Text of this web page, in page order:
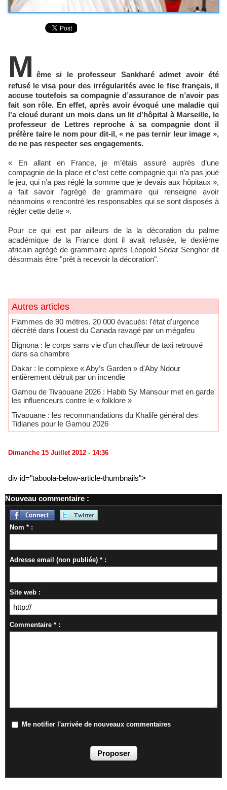
M ême si le professeur Sankharé admet avoir été
refusé le visa pour des irrégularités avec le fisc français, il
accuse toutefois sa compagnie d’assurance de n’avoir pas
fait son rôle. En effet, après avoir évoqué une maladie qui
l’a cloué durant un mois dans un lit d'hôpital à Marseille, le
professeur de Lettres reproche à sa compagnie dont il
préfère taire le nom pour dit-il, « ne pas ternir leur image »,
de ne pas respecter ses engagements.
« En allant en France, je m’étais assuré auprès d’une
compagnie de la place et c’est cette compagnie qui n’a pas joué
le jeu, qui n’a pas réglé la somme que je devais aux hôpitaux »,
a fait savoir l’agrégé de grammaire qui renseigne avoir
néanmoins « rencontré les responsables qui se sont disposés à
régler cette dette ».
Pour ce qui est par ailleurs de la la décoration du palme
académique de la France dont il avait refusée, le dexième
africain agrégé de grammaire après Léopold Sédar Senghor dit
désormais être "prêt à recevoir la décoration".
Autres articles
Flammes de 90 mètres, 20 000 évacués: l'état d'urgence
décrété dans l'ouest du Canada ravagé par un mégafeu
Bignona : le corps sans vie d’un chauffeur de taxi retrouvé
dans sa chambre
Dakar : le complexe « Aby’s Garden » d'Aby Ndour
entièrement détruit par un incendie
Gamou de Tivaouane 2026 : Habib Sy Mansour met en garde
les influenceurs contre le « folklore »
Tivaouane : les recommandations du Khalife général des
Tidianes pour le Gamou 2026
Dimanche 15 Juillet 2012 - 14:36
div id="taboola-below-article-thumbnails">
Nouveau commentaire :
Nom * :
Adresse email (non publiée) * :
Site web :
Commentaire * :
Me notifier l'arrivée de nouveaux commentaires